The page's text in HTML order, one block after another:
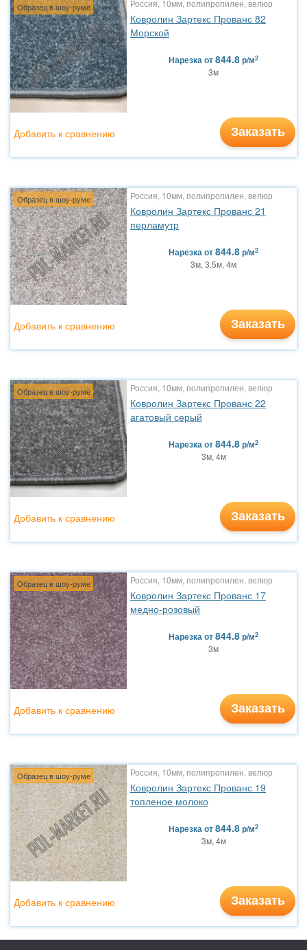
Образец в шоу-руме Россия, 10мм, полипропилен, велюр
Ковролин Зартекс Прованс 82
Морской
Нарезкаот844.8р/м2
3м
Заказать
Добавить к сравнению
Образец в шоу-руме Россия, 10мм, полипропилен, велюр
Ковролин Зартекс Прованс 21
перламутр
Нарезкаот844.8р/м2
3м, 3.5м, 4м
Заказать
Добавить к сравнению
Образец в шоу-руме Россия, 10мм, полипропилен, велюр
Ковролин Зартекс Прованс 22
агатовый серый
Нарезкаот844.8р/м2
3м, 4м
Заказать
Добавить к сравнению
Образец в шоу-руме Россия, 10мм, полипропилен, велюр
Ковролин Зартекс Прованс 17
медно-розовый
Нарезкаот844.8р/м2
3м
Заказать
Добавить к сравнению
Образец в шоу-руме Россия, 10мм, полипропилен, велюр
Ковролин Зартекс Прованс 19
топленое молоко
Нарезкаот844.8р/м2
3м, 4м
Заказать
Добавить к сравнению